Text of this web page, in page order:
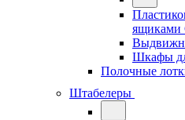
ящиками
Шкафы
Полочные
Штабелеры